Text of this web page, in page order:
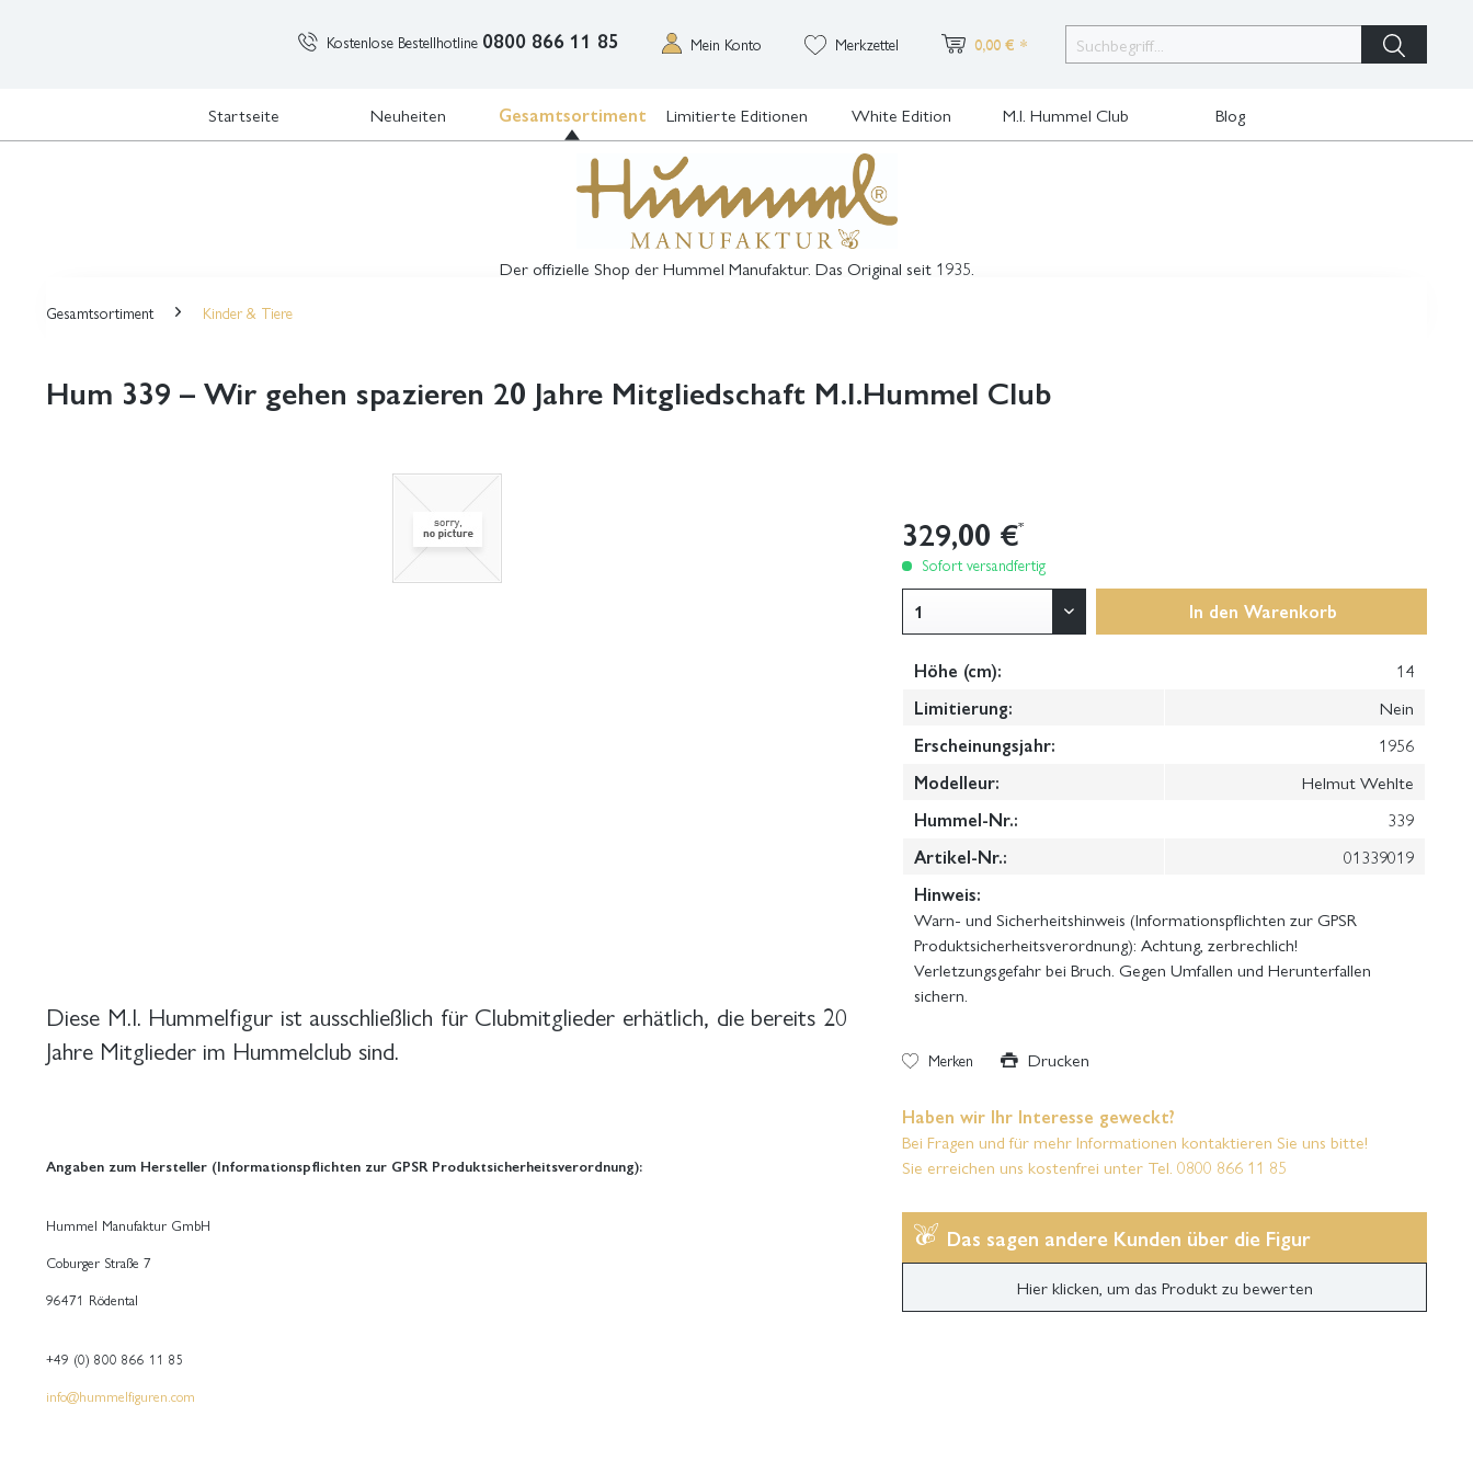
Kostenlose Bestellhotline 0800 866 11 85 Mein Konto Merkzettel 0,00 € *
Startseite Neuheiten Gesamtsortiment Limitierte Editionen White Edition M.I. Hummel Club Blog
Der offizielle Shop der Hummel Manufaktur. Das Original seit 1935.
Gesamtsortiment Kinder & Tiere
Hum 339 – Wir gehen spazieren 20 Jahre Mitgliedschaft M.I.Hummel Club
Diese M.I. Hummelfigur ist ausschließlich für Clubmitglieder erhätlich, die bereits 20
Jahre Mitglieder im Hummelclub sind.
Angaben zum Hersteller (Informationspflichten zur GPSR Produktsicherheitsverordnung):
Hummel Manufaktur GmbH
Coburger Straße 7
96471 Rödental
+49 (0) 800 866 11 85
info@hummelfiguren.com
329,00 €*
Sofort versandfertig
In den Warenkorb
Höhe (cm):
14
Limitierung:
Nein
Erscheinungsjahr:
1956
Modelleur:
Helmut Wehlte
Hummel-Nr.:
339
Artikel-Nr.:
01339019
Hinweis:
Warn- und Sicherheitshinweis (Informationspflichten zur GPSR
Produktsicherheitsverordnung): Achtung, zerbrechlich!
Verletzungsgefahr bei Bruch. Gegen Umfallen und Herunterfallen
sichern.
Merken Drucken
Haben wir Ihr Interesse geweckt?
Bei Fragen und für mehr Informationen kontaktieren Sie uns bitte!
Sie erreichen uns kostenfrei unter Tel. 0800 866 11 85
Das sagen andere Kunden über die Figur
Hier klicken, um das Produkt zu bewerten